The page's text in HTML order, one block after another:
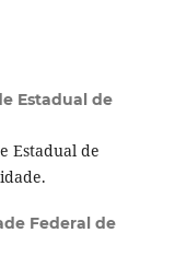
Estadual de
Estadual de
Federal de